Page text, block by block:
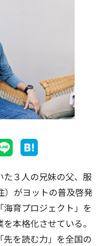
３人の兄妹の父、服
）がヨットの普及啓発
海育プロジェクト」を
本格化させている。
先を読む力」を全国の